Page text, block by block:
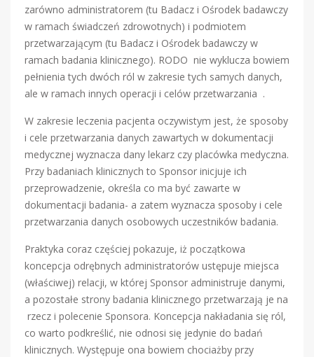
zarówno administratorem (tu Badacz i Ośrodek badawczy
w ramach świadczeń zdrowotnych) i podmiotem
przetwarzającym (tu Badacz i Ośrodek badawczy w
ramach badania klinicznego). RODO nie wyklucza bowiem
pełnienia tych dwóch ról w zakresie tych samych danych,
ale w ramach innych operacji i celów przetwarzania .
W zakresie leczenia pacjenta oczywistym jest, że sposoby
i cele przetwarzania danych zawartych w dokumentacji
medycznej wyznacza dany lekarz czy placówka medyczna.
Przy badaniach klinicznych to Sponsor inicjuje ich
przeprowadzenie, określa co ma być zawarte w
dokumentacji badania- a zatem wyznacza sposoby i cele
przetwarzania danych osobowych uczestników badania.
Praktyka coraz częściej pokazuje, iż początkowa
koncepcja odrębnych administratorów ustępuje miejsca
(właściwej) relacji, w której Sponsor administruje danymi,
a pozostałe strony badania klinicznego przetwarzają je na
rzecz i polecenie Sponsora. Koncepcja nakładania się ról,
co warto podkreślić, nie odnosi się jedynie do badań
klinicznych. Występuje ona bowiem chociażby przy